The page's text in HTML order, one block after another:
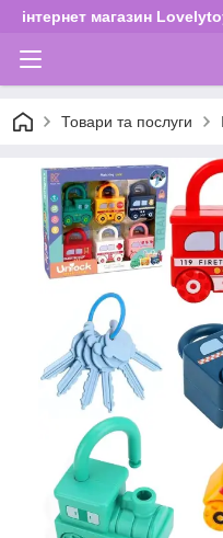
інтернет магазин
Товари та послуги